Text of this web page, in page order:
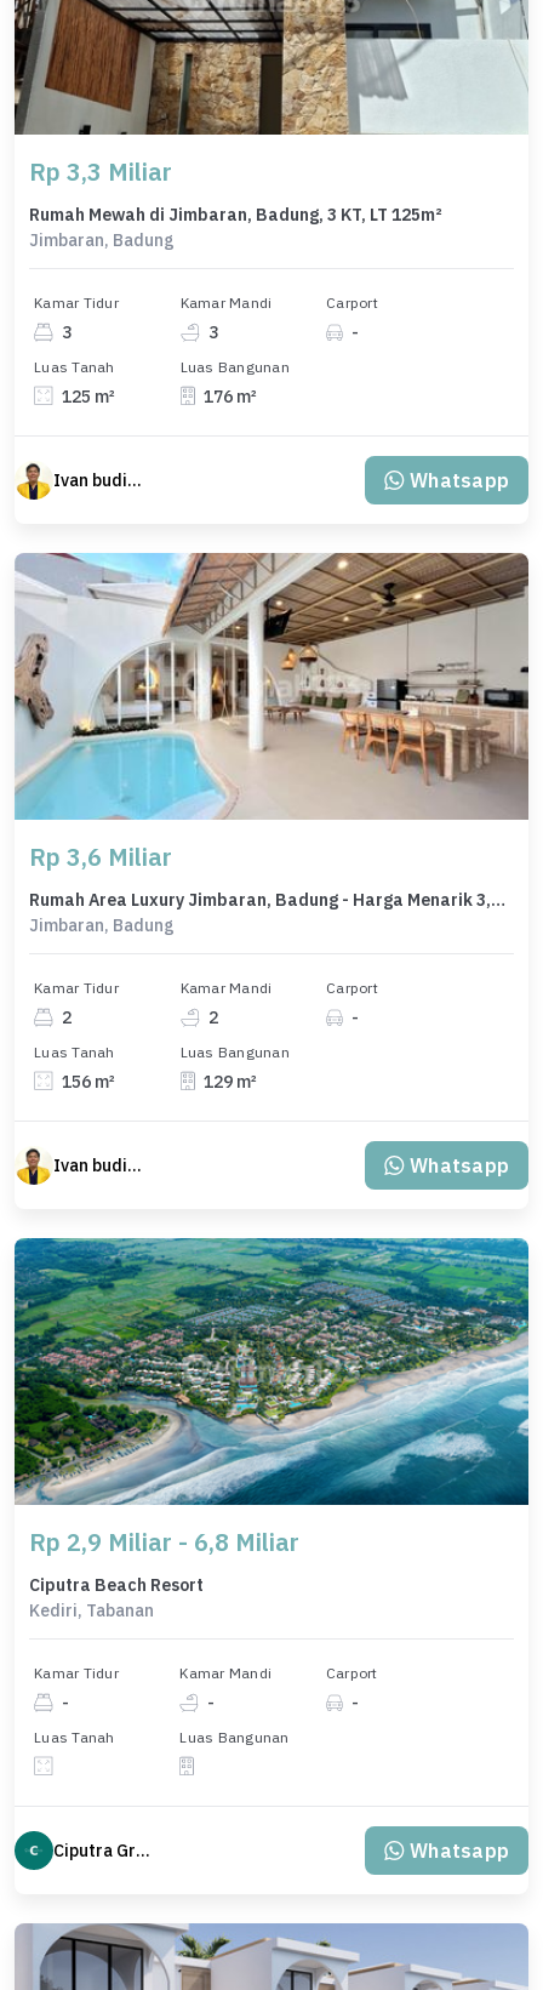
Rp 3,3 Miliar
Rumah Mewah di Jimbaran, Badung, 3 KT, LT 125m²
Jimbaran, Badung
Kamar Tidur
3
Kamar Mandi
3
Carport
-
Luas Tanah
125 m²
Luas Bangunan
176 m²
Ivan budiman Whatsapp
Rp 3,6 Miliar
Rumah Area Luxury Jimbaran, Badung - Harga Menarik 3,6 Miliar
Jimbaran, Badung
Kamar Tidur
2
Kamar Mandi
2
Carport
-
Luas Tanah
156 m²
Luas Bangunan
129 m²
Ivan budiman Whatsapp
Rp 2,9 Miliar - 6,8 Miliar
Ciputra Beach Resort
Kediri, Tabanan
Kamar Tidur
-
Kamar Mandi
-
Carport
-
Luas Tanah Luas Bangunan
Ciputra Group Whatsapp